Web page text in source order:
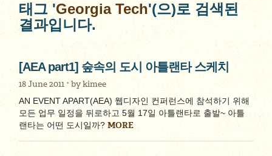
태그 'Georgia Tech'(으)로 검색된
결과입니다.
[AEA part1] 숲속의 도시 아틀랜타 스케치
18 June 2011 bykimee
AN EVENT APART(AEA) 웹디자인 컨퍼런스에 참석하기 위해
모든 업무 일정을 뒤로하고 5월 17일 아틀랜타로 출발~ 아틀
랜타는 어떤 도시일까?MORE